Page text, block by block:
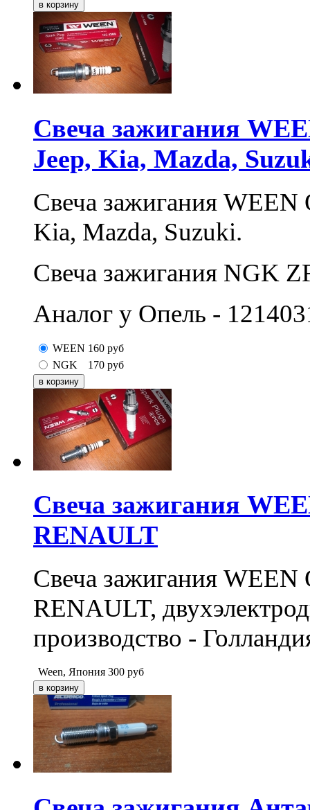
Свеча зажигания
Jeep, Kia, Mazda,
Свеча зажигания
Kia, Mazda, Suzuki.
Свеча зажигания NGK
Аналог у Опель -
WEEN 160 руб
NGK
170 руб
Свеча зажигания
RENAULT
Свеча зажигания
RENAULT,
производство -
Ween, Япония 300 руб